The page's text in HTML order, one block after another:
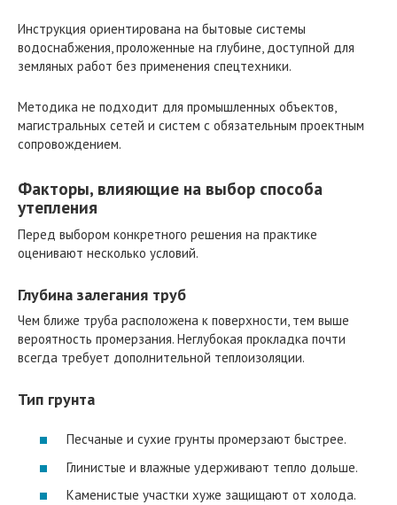
Инструкция ориентирована на бытовые системы
водоснабжения, проложенные на глубине, доступной для
земляных работ без применения спецтехники.
Методика не подходит для промышленных объектов,
магистральных сетей и систем с обязательным проектным
сопровождением.
Факторы, влияющие на выбор способа
утепления
Перед выбором конкретного решения на практике
оценивают несколько условий.
Глубина залегания труб
Чем ближе труба расположена к поверхности, тем выше
вероятность промерзания. Неглубокая прокладка почти
всегда требует дополнительной теплоизоляции.
Тип грунта
Песчаные и сухие грунты промерзают быстрее.
Глинистые и влажные удерживают тепло дольше.
Каменистые участки хуже защищают от холода.